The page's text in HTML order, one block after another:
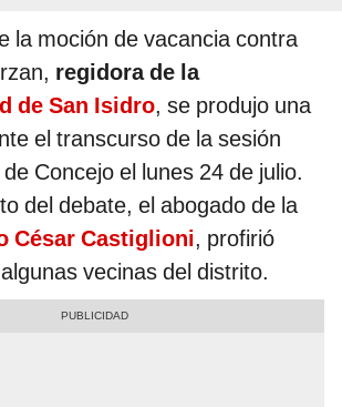
la moción de vacancia contra
regidora de la
de San Isidro, se produjo una
el transcurso de la sesión
Concejo el lunes 24 de julio.
del debate, el abogado de la
César Castiglioni, profirió
vecinas del distrito.